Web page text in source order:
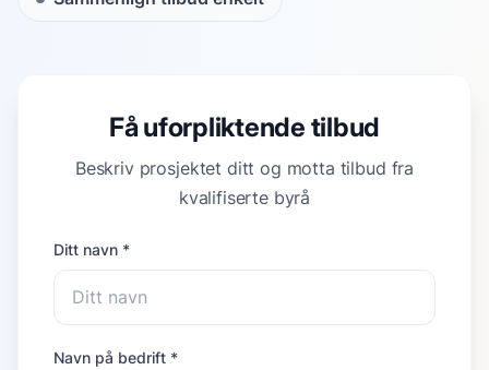
Få uforpliktende tilbud
Beskriv prosjektet ditt og motta tilbud fra
kvalifiserte byrå
Ditt navn *
Navn på bedrift *